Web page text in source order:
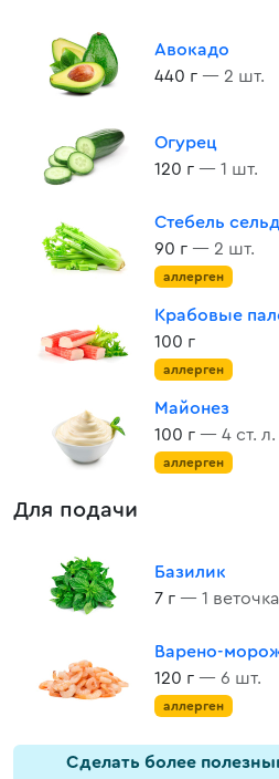
Авокадо
440 г — 2 шт.
Огурец
120 г — 1 шт.
Стебель
90 г — 2 шт.
аллерген
Крабовые
100 г
аллерген
Майонез
100 г — 4 ст. л.
аллерген
Для подачи
Базилик
7 г — 1 веточка
Варено-
120 г — 6 шт.
аллерген
Cделать более